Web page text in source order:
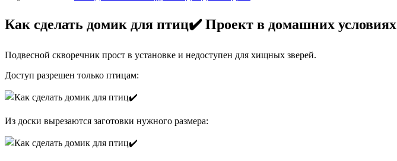
Как сделать домик для птиц✔️ Проект в домашних условиях
Подвесной скворечник прост в установке и недоступен для хищных зверей.
Доступ разрешен только птицам:
Из доски вырезаются заготовки нужного размера: